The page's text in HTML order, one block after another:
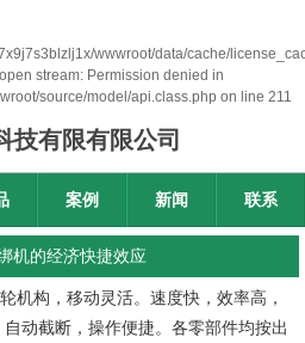
wwwroot/data/cache/
stream: Permission denied in
source/model/api.class.php on line 211
技有限有限公司
案例 新闻 联系
机的经济快捷效应
构，移动灵活。速度快，效率高，
动截断，操作便捷。各零部件均按出